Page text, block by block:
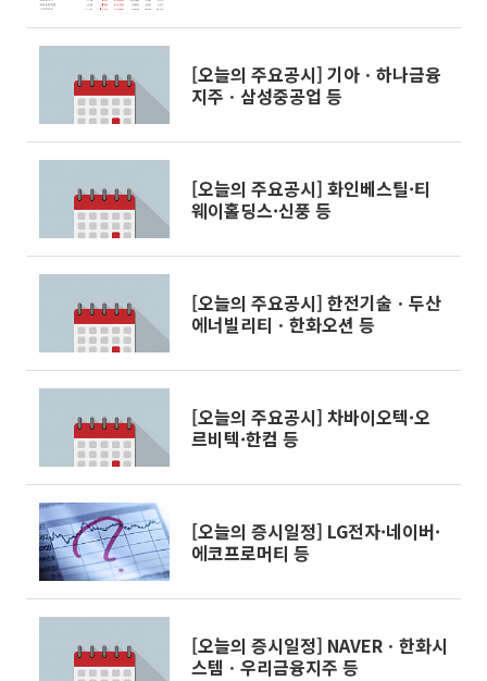
[오늘의 주요공시] 기아ㆍ하나금융
지주ㆍ삼성중공업 등
[오늘의 주요공시] 화인베스틸·티
웨이홀딩스·신풍 등
[오늘의 주요공시] 한전기술ㆍ두산
에너빌리티ㆍ한화오션 등
[오늘의 주요공시] 차바이오텍·오
르비텍·한컴 등
[오늘의 증시일정] LG전자·네이버·
에코프로머티 등
[오늘의 증시일정] NAVERㆍ한화시
스템ㆍ우리금융지주 등